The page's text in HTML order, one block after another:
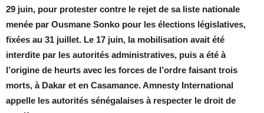
29 juin, pour protester contre le rejet de sa liste nationale
menée par Ousmane Sonko pour les élections législatives,
fixées au 31 juillet. Le 17 juin, la mobilisation avait été
interdite par les autorités administratives, puis a été à
l’origine de heurts avec les forces de l’ordre faisant trois
morts, à Dakar et en Casamance. Amnesty International
appelle les autorités sénégalaises à respecter le droit de